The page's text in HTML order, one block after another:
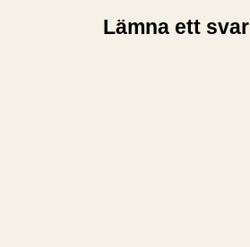
Lämna ett svar